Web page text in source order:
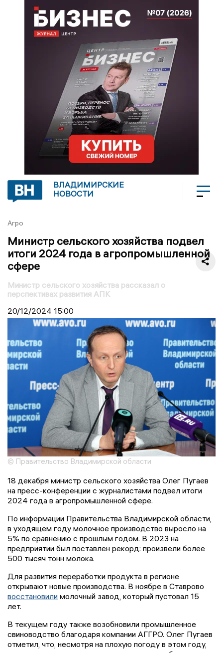
ВЛАДИМИРСКИЕ
НОВОСТИ
Агро
Министр сельского хозяйства подвел
итоги 2024 года в агропромышленной
сфере
Министр сельского хозяйства рассказал о
перспективах развития АПК
20/12/2024 15:00
© Правительство Владимирской области
18 декабря министр сельского хозяйства Олег Пугаев
на пресс-конференции с журналистами подвел итоги
2024 года в агропромышленной сфере.
По информации Правительства Владимирской области,
в уходящем году молочное производство выросло на
5% по сравнению с прошлым годом. В 2023 на
предприятии был поставлен рекорд: произвели более
500 тысяч тонн молока.
Для развития переработки продукта в регионе
открывают новые производства. В ноябре в Ставрово
восстановили молочный завод, который пустовал 15
лет.
В текущем году также возобновили промышленное
свиноводство благодаря компании АГГРО. Олег Пугаев
отметил, что, несмотря на плохую погоду в этом году,